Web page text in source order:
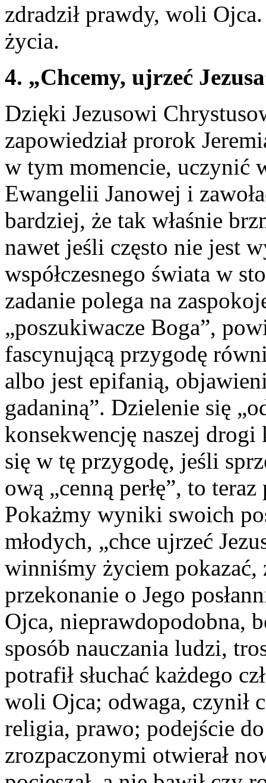
zdradził prawdy, woli
życia.
4. „Chcemy, ujrzeć
Dzięki Jezusowi
zapowiedział prorok
w tym momencie, uczynić
Ewangelii Janowej i
bardziej, że tak właśnie
nawet jeśli często nie jest
współczesnego świata w
zadanie polega na
„poszukiwacze Boga”,
fascynującą przygodę
albo jest epifanią,
gadaniną”. Dzielenie się
konsekwencję naszej
się w tę przygodę, jeśli
ową „cenną perłę”, to
Pokażmy wyniki swoich
młodych, „chce ujrzeć
winniśmy życiem pokazać,
przekonanie o Jego
Ojca, nieprawdopodobna,
sposób nauczania ludzi,
potrafił słuchać każdego
woli Ojca; odwaga, czynił
religia, prawo; podejście
zrozpaczonymi otwierał